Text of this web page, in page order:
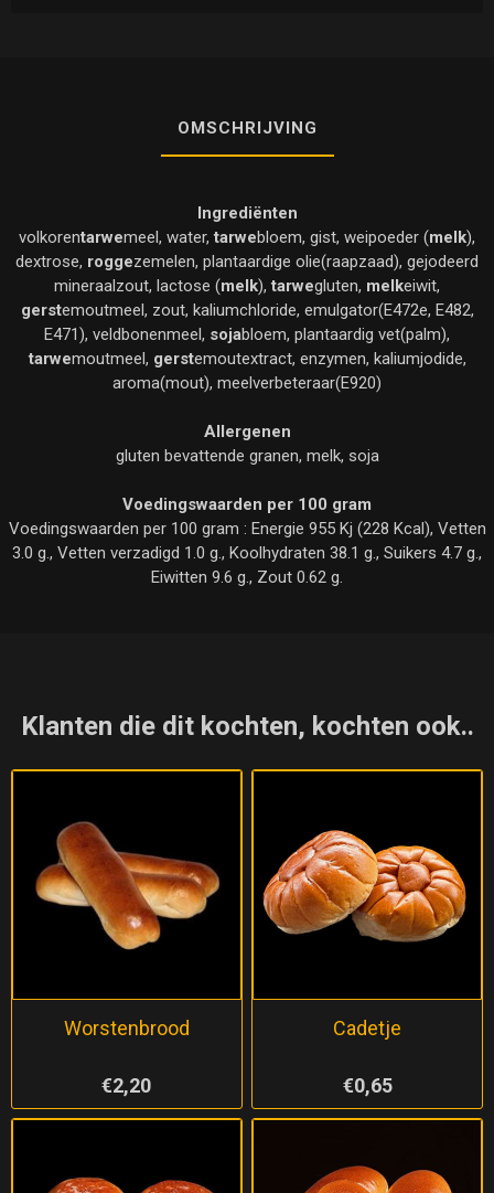
OMSCHRIJVING
Ingrediënten
volkorentarwemeel, water,tarwebloem, gist, weipoeder (melk),
dextrose, roggezemelen, plantaardige olie(raapzaad), gejodeerd
mineraalzout, lactose (melk),tarwegluten, melkeiwit,
gerstemoutmeel, zout, kaliumchloride, emulgator(E472e, E482,
E471), veldbonenmeel, sojabloem, plantaardig vet(palm),
tarwemoutmeel, gerstemoutextract, enzymen, kaliumjodide,
aroma(mout), meelverbeteraar(E920)
Allergenen
gluten bevattende granen, melk, soja
Voedingswaarden per 100 gram
Voedingswaarden per 100 gram : Energie 955 Kj (228 Kcal), Vetten
3.0 g., Vetten verzadigd 1.0 g., Koolhydraten 38.1 g., Suikers 4.7 g.,
Eiwitten 9.6 g., Zout 0.62 g.
Klanten die dit kochten, kochten ook..
Worstenbrood
€2,20
Cadetje
€0,65